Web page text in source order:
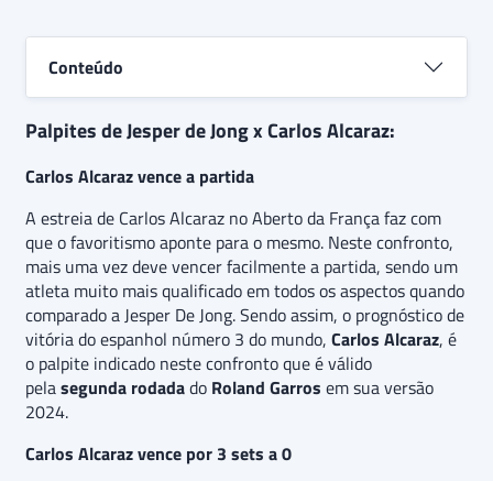
indicando uma aposta de“Carlos Alcaraz vence por
3-0”.
Conteúdo
Palpites de Jesper de Jong x Carlos Alcaraz:
Carlos Alcaraz vence a partida
A estreia de Carlos Alcaraz no Aberto da França faz com
que o favoritismo aponte para o mesmo. Neste confronto,
mais uma vez deve vencer facilmente a partida, sendo um
atleta muito mais qualificado em todos os aspectos quando
comparado a Jesper De Jong. Sendo assim, o prognóstico de
vitória do espanhol número 3 do mundo, Carlos Alcaraz, é
o palpite indicado neste confronto que é válido
pelasegunda rodadado Roland Garros em sua versão
2024.
Carlos Alcaraz vence por 3 sets a 0